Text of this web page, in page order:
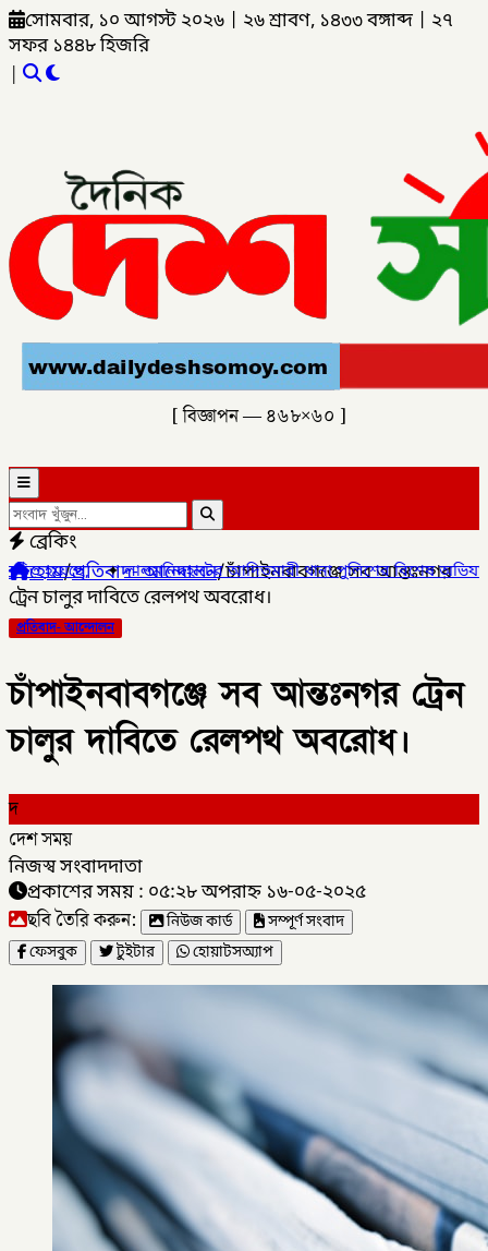
সোমবার, ১০ আগস্ট ২০২৬ ২৬ শ্রাবণ, ১৪৩৩ বঙ্গাব্দ
২৭
সফর ১৪৪৮ হিজরি
|
[ বিজ্ঞাপন — ৪৬৮×৬০ ]
ব্রেকিং
লালমনিরহাটের আদিতমারী থানা পুলিশের বিশেষ অভিযানে , মাদক
হোম/প্রতিবাদ- আন্দোলন/চাঁপাইনবাবগঞ্জে সব আন্তঃনগর
ট্রেন চালুর দাবিতে রেলপথ অবরোধ।
প্রতিবাদ- আন্দোলন
চাঁপাইনবাবগঞ্জে সব আন্তঃনগর ট্রেন
চালুর দাবিতে রেলপথ অবরোধ।
দ
দেশ সময়
নিজস্ব সংবাদদাতা
প্রকাশের সময় : ০৫:২৮ অপরাহ্ন ১৬-০৫-২০২৫
ছবি তৈরি করুন: নিউজ কার্ড
সম্পূর্ণ সংবাদ
ফেসবুক
টুইটার হোয়াটসঅ্যাপ